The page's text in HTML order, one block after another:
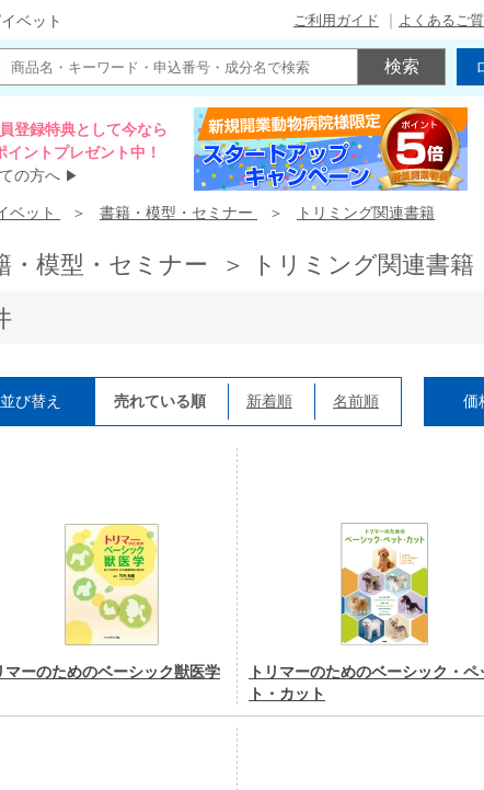
ベット ご利用ガイド よくあるご
登録特典として今なら
イントプレゼント中！
の方へ ▶
ベット 書籍・模型・セミナー トリミング関連書籍
・模型・セミナー ＞ トリミング関連書籍
並び替え 売れている順 新着順 名前順 価
マーのためのベーシック獣医学
トリマーのためのベーシック・ペ
ト・カット